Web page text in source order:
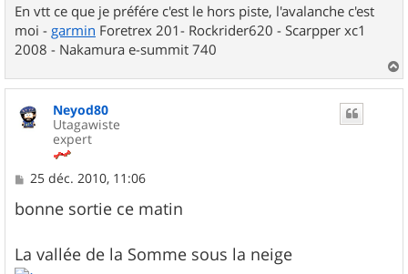
En vtt ce que je préfére c'est le hors piste, l'avalanche c'est
moi - garmin Foretrex 201- Rockrider620 - Scarpper xc1
2008 - Nakamura e-summit 740
a
Neyod80
Utagawiste
expert
M
s
s
g
e
25 déc. 2010, 11:06
bonne sortie ce matin
La vallée de la Somme sous la neige